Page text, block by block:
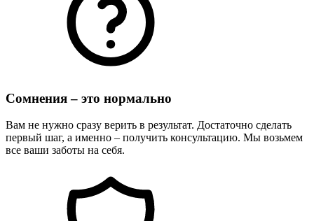
Сомнения – это нормально
Вам не нужно сразу верить в результат. Достаточно сделать
первый шаг, а именно – получить консультацию. Мы возьмем
все ваши заботы на себя.